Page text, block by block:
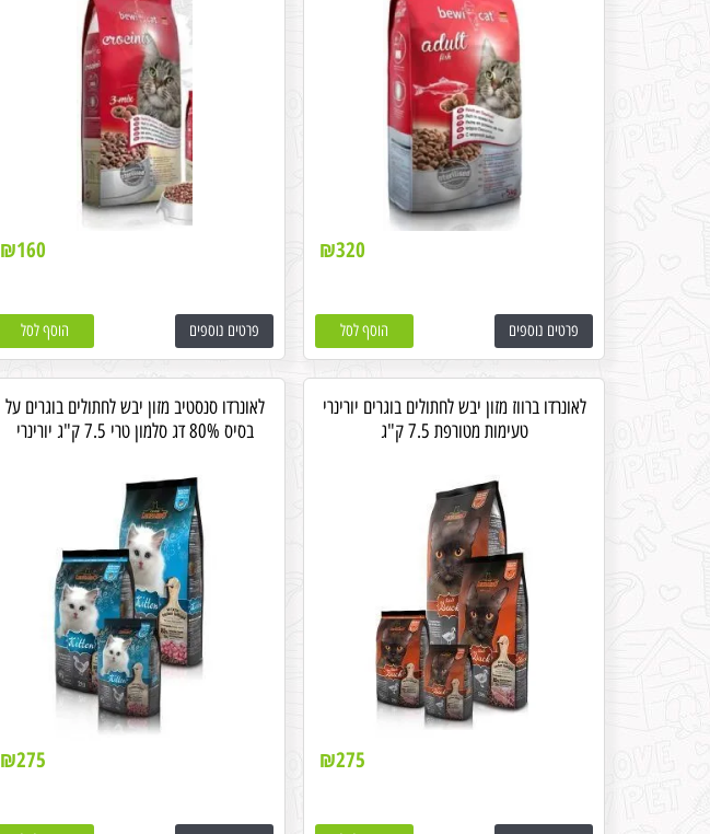
₪320
פרטים נוספים הוסף לסל
₪160
פרטים נוספים הוסף לסל
לאונרדו ברווז מזון יבש לחתולים בוגרים יורינרי
טעימות מטורפת 7.5 ק"ג
₪275
לאונרדו סנסטיב מזון יבש לחתולים בוגרים על
בסיס 80% דג סלמון טרי 7.5 ק"ג יורינרי
₪275